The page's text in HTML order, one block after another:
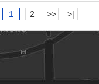
1 2 >> >|